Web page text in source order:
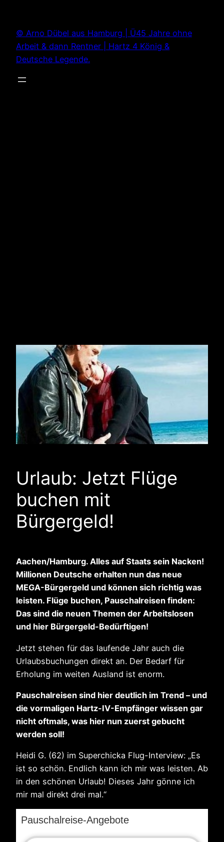
springen
© Arno Dübel aus Hamburg | Ü45 Jahre ohne
Arbeit & dann Rentner | Hartz 4 König &
Deutsche Legende.
Urlaub: Jetzt Flüge
buchen mit
Bürgergeld!
Aachen/Hamburg. Alles auf Staats sein Nacken!
Millionen Deutsche erhalten nun das neue
MEGA-Bürgergeld und können sich richtig was
leisten. Flüge buchen, Pauschalreisen finden:
Das sind die neuen Themen der Arbeitslosen
und hier Bürgergeld-Bedürftigen!
Jetzt stehen für das laufende Jahr auch die
Urlaubsbuchungen direkt an. Der Bedarf für
Erholung im weiten Ausland ist enorm.
Pauschalreisen sind hier deutlich im Trend – und
die vormaligen Hartz-IV-Empfänger wissen gar
nicht oftmals, was hier nun zuerst gebucht
werden soll!
Heidi G. (62) im Superchicka Flug-Interview: „Es
ist so schön. Endlich kann ich mir was leisten. Ab
in den schönen Urlaub! Dieses Jahr gönne ich
mir mal direkt drei mal.“